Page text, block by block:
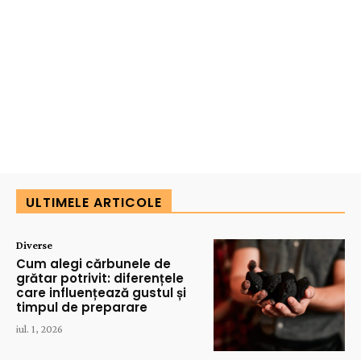
ULTIMELE ARTICOLE
Diverse
Cum alegi cărbunele de
grătar potrivit: diferențele
care influențează gustul și
timpul de preparare
iul. 1, 2026